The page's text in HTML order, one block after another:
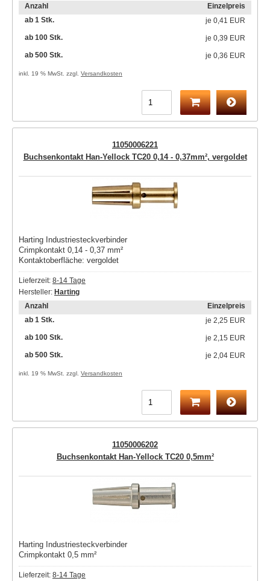
Anzahl
Einzelpreis
ab 1 Stk.
je 0,41 EUR
ab 100 Stk.
je 0,39 EUR
ab 500 Stk.
je 0,36 EUR
inkl. 19 % MwSt. zzgl. Versandkosten
11050006221
Buchsenkontakt Han-Yellock TC20 0,14 - 0,37mm², vergoldet
Harting Industriesteckverbinder
Crimpkontakt 0,14 - 0,37 mm²
Kontaktoberfläche: vergoldet
Lieferzeit: 8-14 Tage
Hersteller: Harting
Anzahl
Einzelpreis
ab 1 Stk.
je 2,25 EUR
ab 100 Stk.
je 2,15 EUR
ab 500 Stk.
je 2,04 EUR
inkl. 19 % MwSt. zzgl. Versandkosten
11050006202
Buchsenkontakt Han-Yellock TC20 0,5mm²
Harting Industriesteckverbinder
Crimpkontakt 0,5 mm²
Lieferzeit: 8-14 Tage